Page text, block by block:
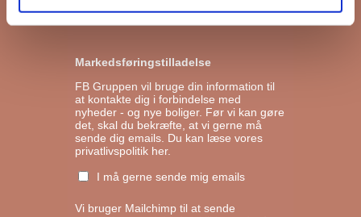
Andelsboliger
Markedsføringstilladelse
FB Gruppen vil bruge din information til
at kontakte dig i forbindelse med
nyheder - og nye boliger. Før vi kan gøre
det, skal du bekræfte, at vi gerne må
sende dig emails. Du kan læse vores
privatlivspolitik her.
I må gerne sende mig emails
Vi bruger Mailchimp til at sende